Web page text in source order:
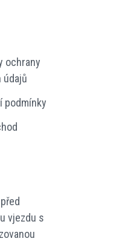
ochrany
údajů
podmínky
vjezdu s